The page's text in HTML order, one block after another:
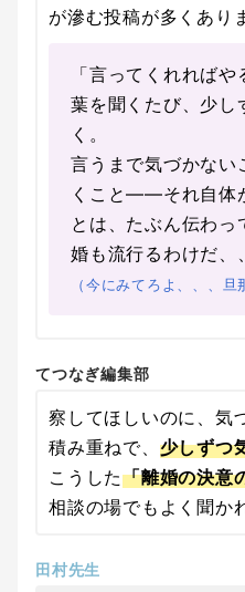
が滲む投稿が多くあり
「言ってくれれば
葉を聞くたび、少し
く。
言うまで気づかない
くこと——それ自体
とは、たぶん伝わ
婚も流行るわけだ、
（今にみてろよ、、、
てつなぎ編集部
察してほしいのに、気
積み重ねで、 少しずつ
こうした「離婚の決意
相談の場でもよく聞か
田村先生